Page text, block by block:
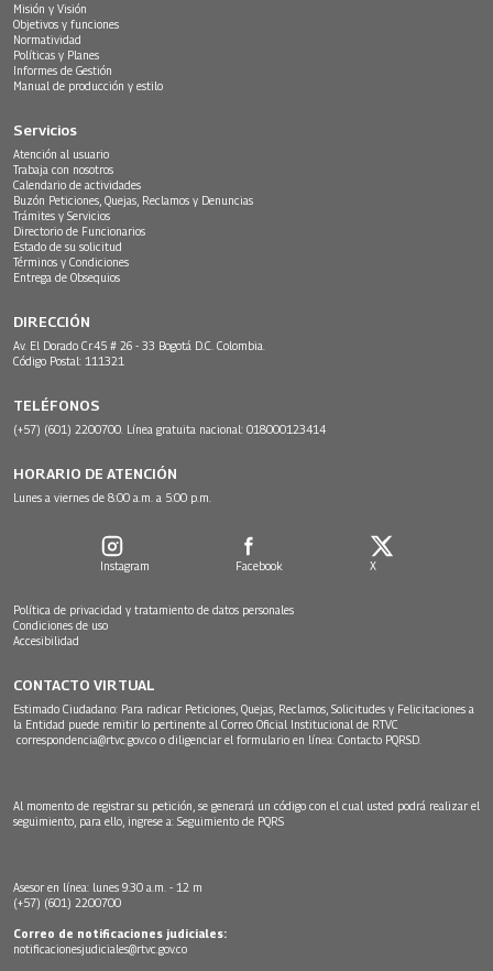
Misión y Visión
Objetivos y funciones
Normatividad
Políticas y Planes
Informes de Gestión
Manual de producción y estilo
Servicios
Atención al usuario
Trabaja con nosotros
Calendario de actividades
Buzón Peticiones, Quejas, Reclamos y Denuncias
Trámites y Servicios
Directorio de Funcionarios
Estado de su solicitud
Términos y Condiciones
Entrega de Obsequios
DIRECCIÓN
Av. El Dorado Cr.45 # 26 - 33 Bogotá D.C. Colombia.
Código Postal: 111321
TELÉFONOS
(+57) (601) 2200700. Línea gratuita nacional: 018000123414
HORARIO DE ATENCIÓN
Lunes a viernes de 8:00 a.m. a 5:00 p.m.
Instagram Facebook X
Política de privacidad y tratamiento de datos personales
Condiciones de uso
Accesibilidad
CONTACTO VIRTUAL
Estimado Ciudadano: Para radicar Peticiones, Quejas, Reclamos, Solicitudes y Felicitaciones a
la Entidad puede remitir lo pertinente al Correo Oficial Institucional de RTVC
correspondencia@rtvc.gov.co o diligenciar el formulario en línea: Contacto PQRSD.
Al momento de registrar su petición, se generará un código con el cual usted podrá realizar el
seguimiento, para ello, ingrese a: Seguimiento de PQRS
Asesor en línea: lunes 9:30 a.m. - 12 m
(+57) (601) 2200700
Correo de notificaciones judiciales:
notificacionesjudiciales@rtvc.gov.co